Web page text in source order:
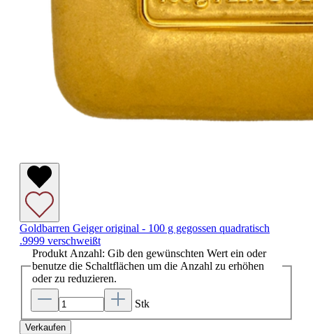
Goldbarren Geiger original - 100 g gegossen quadratisch
.9999 verschweißt
Produkt Anzahl: Gib den gewünschten Wert ein oder
benutze die Schaltflächen um die Anzahl zu erhöhen
oder zu reduzieren.
Stk
Verkaufen